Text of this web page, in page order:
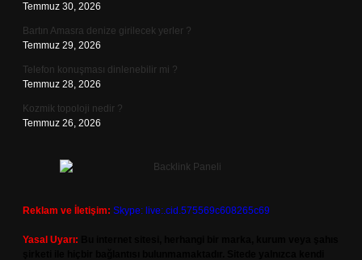
Temmuz 30, 2026
Bartın Amasra denize girilecek yerler ?
Temmuz 29, 2026
Telefon konuşması dinlenebilir mi ?
Temmuz 28, 2026
Kozmik topoloji nedir ?
Temmuz 26, 2026
Reklam ve İletişim: Skype: live:.cid.575569c608265c69
Yasal Uyarı: